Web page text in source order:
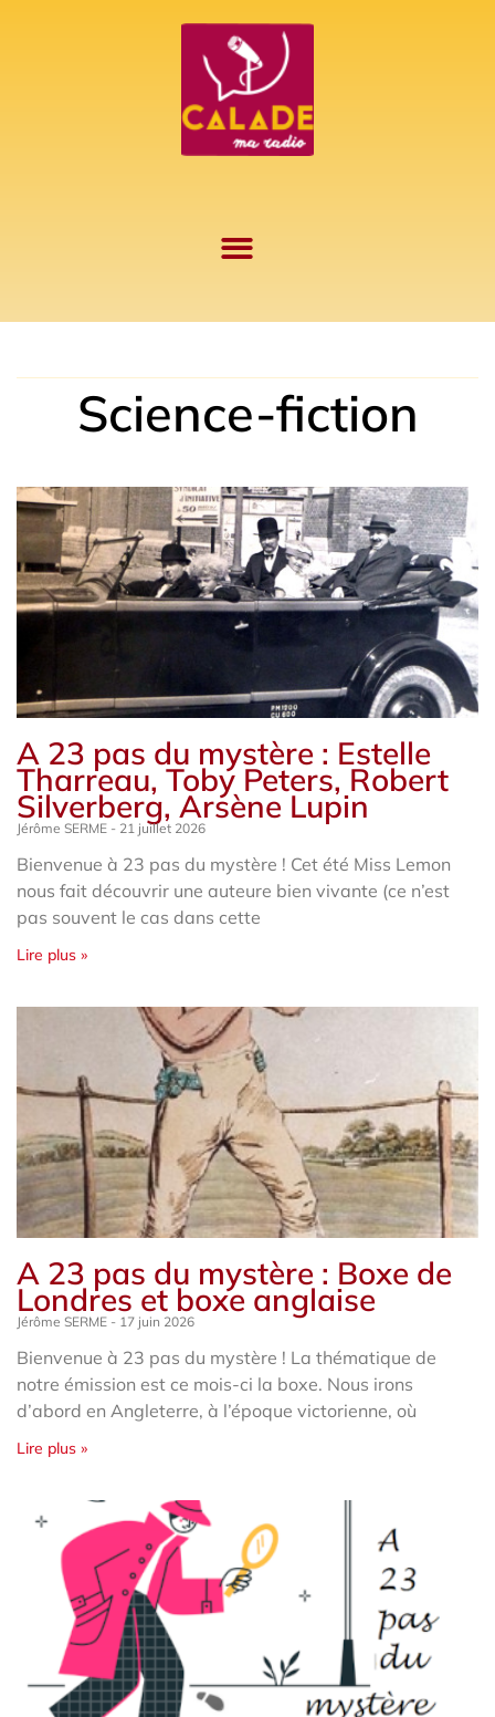
Science-fiction
A 23 pas du mystère : Estelle
Tharreau, Toby Peters, Robert
Silverberg, Arsène Lupin
Jérôme SERME 21 juillet 2026
Bienvenue à 23 pas du mystère ! Cet été Miss Lemon
nous fait découvrir une auteure bien vivante (ce n’est
pas souvent le cas dans cette
Lire plus »
A 23 pas du mystère : Boxe de
Londres et boxe anglaise
Jérôme SERME 17 juin 2026
Bienvenue à 23 pas du mystère ! La thématique de
notre émission est ce mois-ci la boxe. Nous irons
d’abord en Angleterre, à l’époque victorienne, où
Lire plus »